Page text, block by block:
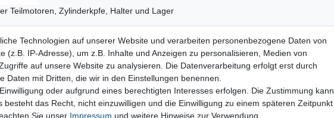
Teilmotoren, Zylinderkpfe, Halter und Lager
Vertrag widerrufen
Daten­schutz­erklärung Barrierefreiheitserklärung Widerrufs­recht
Technologien auf unserer Website und verarbeiten personenbezogene Daten von
(z.B. IP-Adresse), um z.B. Inhalte und Anzeigen zu personalisieren, Medien von
auf unsere Website zu analysieren. Die Datenverarbeitung erfolgt erst durch
Daten mit Dritten, die wir in den Einstellungen benennen.
oder aufgrund eines berechtigten Interesses erfolgen. Die Zustimmung kann
das Recht, nicht einzuwilligen und die Einwilligung zu einem späteren Zeitpunkt
Sie unser Impressum und weitere Hinweise zur Verwendung